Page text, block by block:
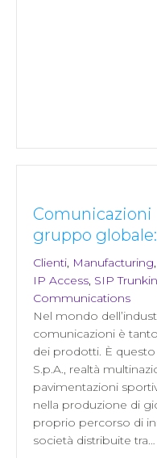
gruppo
Clienti, Manufacturing,
IP Access, SIP
Communications
Nel mondo
comunicazioni è
dei prodotti. È
S.p.A., realtà
pavimentazioni
nella produzione di
proprio percorso di
società distribuite tra…